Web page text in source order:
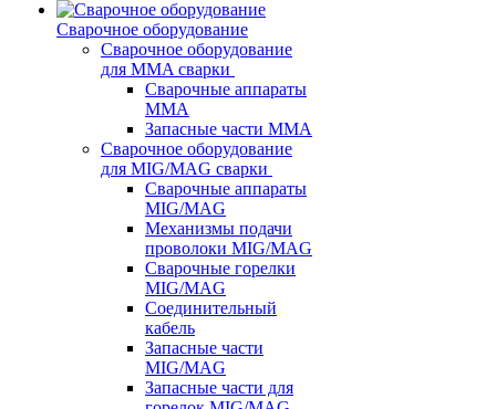
Сварочное оборудование
Сварочное оборудование
для MMA сварки
Сварочные аппараты
MMA
Запасные части MMA
Сварочное оборудование
для MIG/MAG сварки
Сварочные аппараты
MIG/MAG
Механизмы подачи
проволоки MIG/MAG
Сварочные горелки
MIG/MAG
Соединительный
кабель
Запасные части
MIG/MAG
Запасные части для